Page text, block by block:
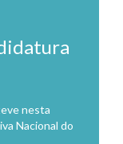
nesta
Nacional do